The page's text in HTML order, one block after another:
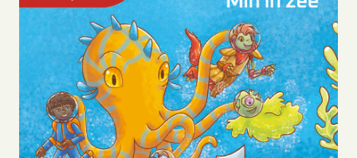
Biografie
Boeken
Strips